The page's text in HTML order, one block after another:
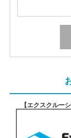
【エクスクルー